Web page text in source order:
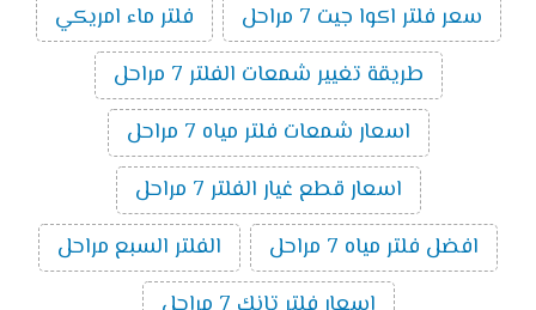
سعر فلتر اكوا جيت 7 مراحل
فلتر ماء امريكي
طريقة تغيير شمعات الفلتر 7 مراحل
اسعار شمعات فلتر مياه 7 مراحل
اسعار قطع غيار الفلتر 7 مراحل
افضل فلتر مياه 7 مراحل
الفلتر السبع مراحل